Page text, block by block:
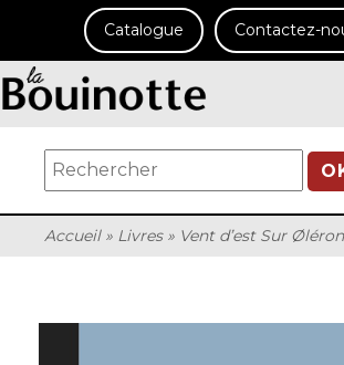
Catalogue Contactez-
Accueil» Livres» Vent d’est Sur Øléron